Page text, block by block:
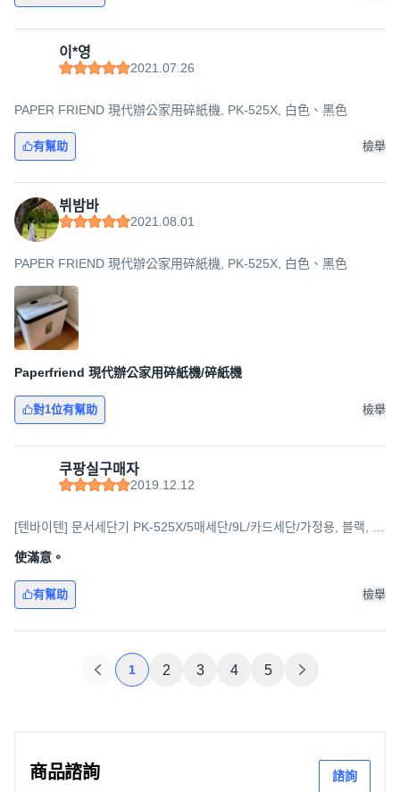
이*영
2021.07.26
PAPER FRIEND 現代辦公家用碎紙機, PK-525X, 白色、黑色
有幫助 檢舉
뷔밤바
2021.08.01
PAPER FRIEND 現代辦公家用碎紙機, PK-525X, 白色、黑色
Paperfriend 現代辦公家用碎紙機/碎紙機
對1位有幫助 檢舉
쿠팡실구매자
2019.12.12
[텐바이텐] 문서세단기 PK-525X/5매세단/9L/카드세단/가정용, 블랙, 옵
使滿意。
有幫助 檢舉
1 2 3 4 5
商品諮詢 諮詢